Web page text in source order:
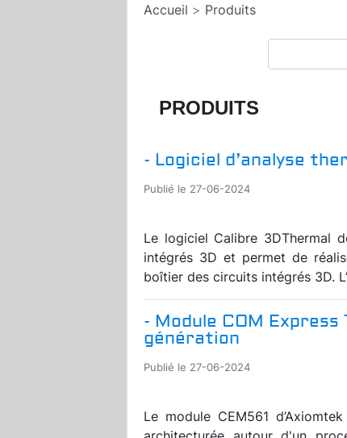
Accueil > Produits
PRODUITS
- Logiciel d’analyse
Publié le 27-06-2024
Le logiciel Calibre 3DThermal
intégrés 3D et permet de
boîtier des circuits intégrés 3D.
- Module COM Express
génération
Publié le 27-06-2024
Le module CEM561